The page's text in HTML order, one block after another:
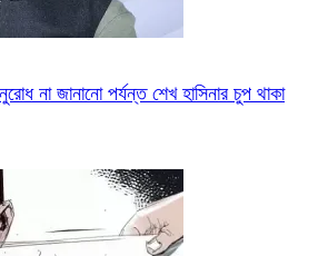
না জানানো পর্যন্ত শেখ হাসিনার চুপ থাকা